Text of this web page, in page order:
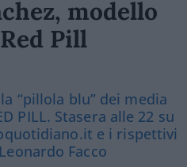
modello
Pill
“pillola blu” dei media
PILL. Stasera alle 22 su
e i rispettivi
Facco